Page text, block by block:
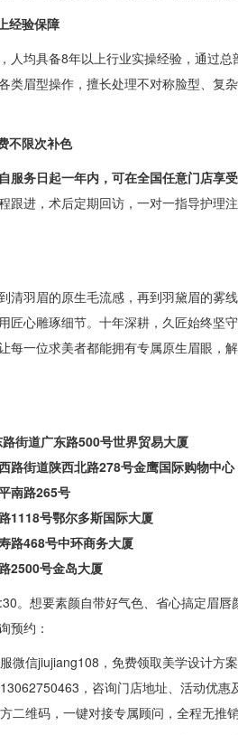
经验保障
人均具备8年以上行业实操经验，通过
类眉型操作，擅长处理不对称脸型、复
不限次补色
自服务日起一年内，可在全国任意门店享
跟进，术后定期回访，一对一指导护理
清羽眉的原生毛流感，再到羽黛眉的雾
匠心雕琢细节。十年深耕，久匠始终坚
每一位求美者都能拥有专属原生眉眼，
街道广东路500号世界贸易大厦
路街道陕西北路278号金鹰国际购物中心
南路265号
1118号鄂尔多斯国际大厦
路468号中环商务大厦
2500号金岛大厦
。想要素颜自带好气色、省心搞定眉
预约：
微信jiujiang108，免费领取美学设计方
，咨询门店地址、活动优惠
二维码，一键对接专属顾问，全程无推